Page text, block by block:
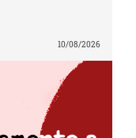
10/08/2026